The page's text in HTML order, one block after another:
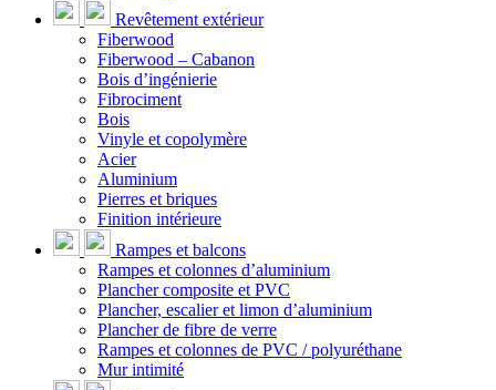
Revêtement extérieur
Fiberwood
Fiberwood – Cabanon
Bois d’ingénierie
Fibrociment
Bois
Vinyle et copolymère
Acier
Aluminium
Pierres et briques
Finition intérieure
Rampes et balcons
Rampes et colonnes d’aluminium
Plancher composite et PVC
Plancher, escalier et limon d’aluminium
Plancher de fibre de verre
Rampes et colonnes de PVC / polyuréthane
Mur intimité